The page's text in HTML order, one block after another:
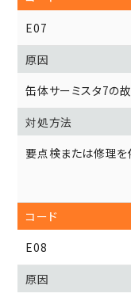
E07
缶体サーミスタ7の
要点検または修理を
E08